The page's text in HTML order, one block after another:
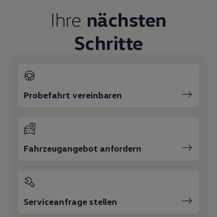
Lifestyle
Transport
Familie
Elektromobilität
Volkswagen R
Ihre nächsten
Schritte
Probefahrt vereinbaren
Fahrzeugangebot anfordern
Serviceanfrage stellen